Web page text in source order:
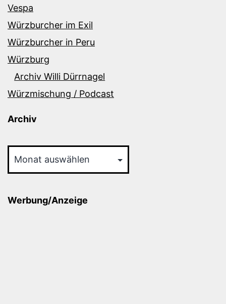
Vespa
Würzburcher im Exil
Würzburcher in Peru
Würzburg
Archiv Willi Dürrnagel
Würzmischung / Podcast
Archiv
Werbung/Anzeige